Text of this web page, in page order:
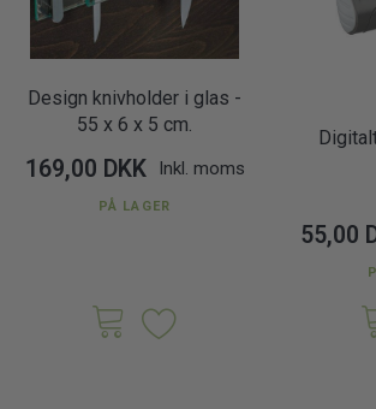
Design knivholder i glas -
55 x 6 x 5 cm.
169,00 DKK Inkl. moms
PÅ LAGER
55,00